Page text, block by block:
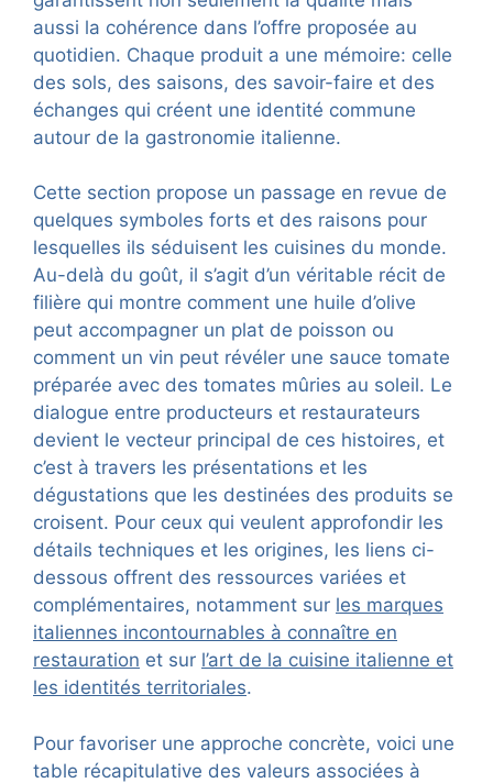
aussi la cohérence dans l’offre proposée au
quotidien. Chaque produit a une mémoire: celle
des sols, des saisons, des savoir-faire et des
échanges qui créent une identité commune
autour de la gastronomie italienne.
Cette section propose un passage en revue de
quelques symboles forts et des raisons pour
lesquelles ils séduisent les cuisines du monde.
Au-delà du goût, il s’agit d’un véritable récit de
filière qui montre comment une huile d’olive
peut accompagner un plat de poisson ou
comment un vin peut révéler une sauce tomate
préparée avec des tomates mûries au soleil. Le
dialogue entre producteurs et restaurateurs
devient le vecteur principal de ces histoires, et
c’est à travers les présentations et les
dégustations que les destinées des produits se
croisent. Pour ceux qui veulent approfondir les
détails techniques et les origines, les liens ci-
dessous offrent des ressources variées et
complémentaires, notamment sur les marques
italiennes incontournables à connaître en
restauration et sur l’art de la cuisine italienne et
les identités territoriales.
Pour favoriser une approche concrète, voici une
table récapitulative des valeurs associées à